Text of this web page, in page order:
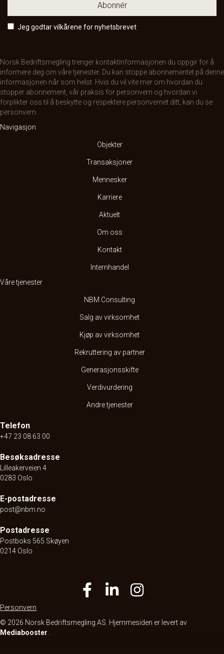
Abonnér
Jeg godtar vilkårene for nyhetsbrevet
Norsk Bedriftsmegling trenger kontaktinformasjonen du oppgir for å
informere deg om våre tjenester. Du kan stoppe abonnementet på denne
informasjonen når som helst. Hvis du vil vite mer om hvordan du
stopper abonnement, vår praksis for personvern og hvordan vi
forplikter oss til å beskytte og respektere personvernet ditt, kan du se
personvern
Navigasjon
Objekter
Transaksjoner
Mennesker
Karriere
Aktuelt
Om oss
Kontakt
Internhandel
Våre tjenester
NBM Consulting
Salg av virksomhet
Kjøp av virksomhet
Rekruttering av partner
Generasjonsskifte
Verdivurdering
Andre tjenester
Telefon
+47 23 08 63 00
Besøksadresse
Lilleakerveien 4
0283 Oslo
E-postadresse
post@nbm.no
Postadresse
Postboks 565 Skøyen
0214 Oslo
Personvern
© 2026 Norsk Bedriftsmegling AS. Hjemmesiden er levert av
Mediabooster